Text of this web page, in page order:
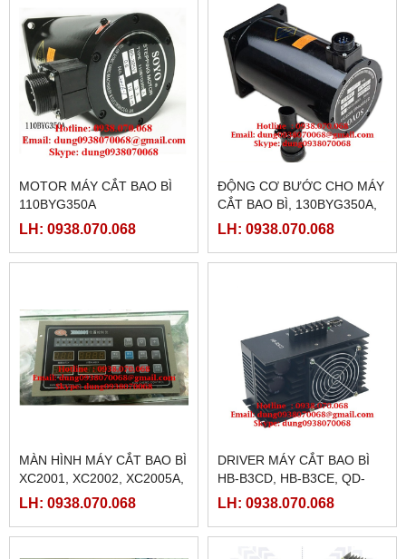
MOTOR MÁY CẮT BAO BÌ
110BYG350A
LH: 0938.070.068
ĐỘNG CƠ BƯỚC CHO MÁY
CẮT BAO BÌ, 130BYG350A,
130BYG350B, STEPPING
LH: 0938.070.068
MÀN HÌNH MÁY CẮT BAO BÌ
XC2001, XC2002, XC2005A,
XC2005B, XC2006A,
LH: 0938.070.068
DRIVER MÁY CẮT BAO BÌ
HB-B3CD, HB-B3CE, QD-
B3C, HB-B3C, BJ-B3C, HD-
LH: 0938.070.068